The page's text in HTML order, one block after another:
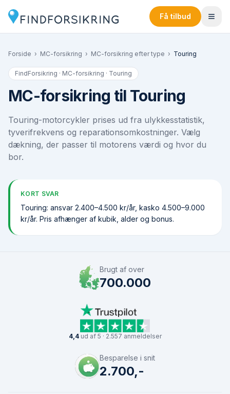
Få tilbud
Forside › MC-forsikring › MC-forsikring efter type › Touring
FindForsikring · MC-forsikring · Touring
MC-forsikring til Touring
Touring-motorcykler prises ud fra ulykkesstatistik,
tyveri­frekvens og reparations­omkostninger. Vælg
dækning, der passer til motorens værdi og hvor du
bor.
KORT SVAR
Touring: ansvar 2.400–4.500 kr/år, kasko 4.500–9.000
kr/år. Pris afhænger af kubik, alder og bonus.
Brugt af over
700.000
4,4ud af 5 · 2.557 anmeldelser
Besparelse i snit
2.700,-